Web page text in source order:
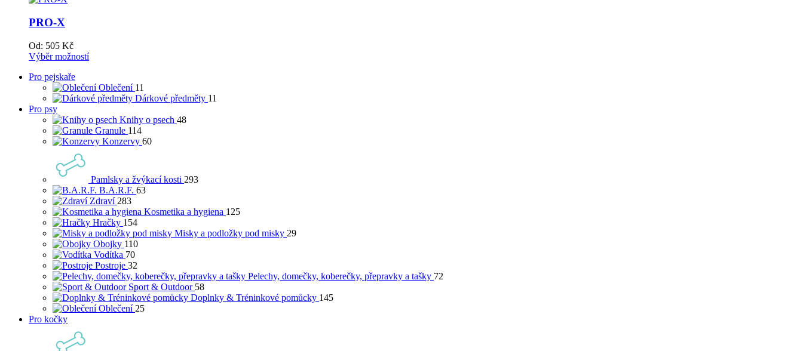
PRO-X
Od: 505 Kč
Výběr možností
Pro pejskaře
Oblečení 11
Dárkové předměty 11
Pro psy
Knihy o psech 48
Granule 114
Konzervy 60
Pamlsky a žvýkací kosti 293
B.A.R.F. 63
Zdraví 283
Kosmetika a hygiena 125
Hračky 154
Misky a podložky pod misky 29
Obojky 110
Vodítka 70
Postroje 32
Pelechy, domečky, koberečky, přepravky a tašky 72
Sport & Outdoor 58
Doplnky & Tréninkové pomůcky 145
Oblečení 25
Pro kočky